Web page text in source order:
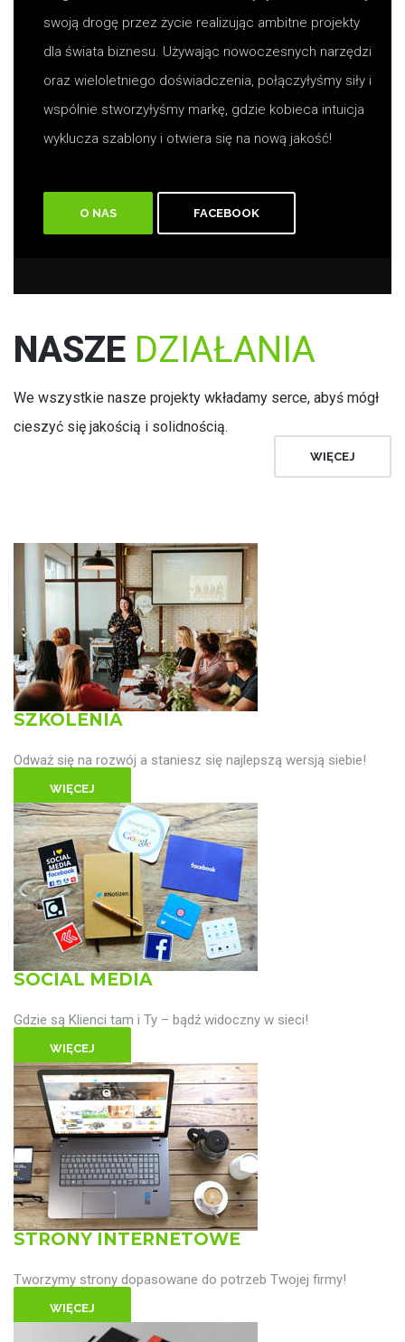
swoją drogę przez życie realizując ambitne projekty
dla świata biznesu. Używając nowoczesnych narzędzi
oraz wieloletniego doświadczenia, połączyłyśmy siły i
wspólnie stworzyłyśmy markę, gdzie kobieca intuicja
wyklucza szablony i otwiera się na nową jakość!
O NAS FACEBOOK
NASZE DZIAŁANIA
We wszystkie nasze projekty wkładamy serce, abyś mógł
cieszyć się jakością i solidnością.
WIĘCEJ
SZKOLENIA
Odważ się na rozwój a staniesz się najlepszą wersją siebie!
WIĘCEJ
SOCIAL MEDIA
Gdzie są Klienci tam i Ty – bądź widoczny w sieci!
WIĘCEJ
STRONY INTERNETOWE
Tworzymy strony dopasowane do potrzeb Twojej firmy!
WIĘCEJ